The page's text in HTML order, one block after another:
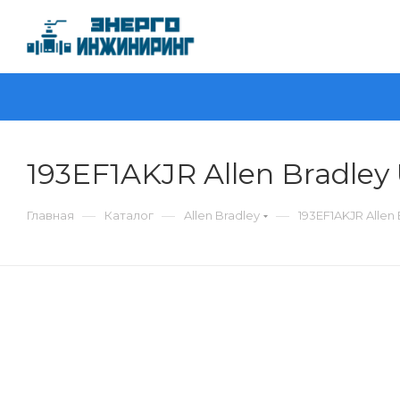
193EF1AKJR Allen Bradley
Главная — Каталог — Allen Bradley — 193EF1AKJR